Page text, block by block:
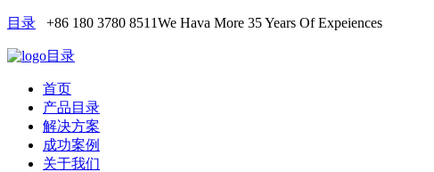
目录 +86 180 3780 8511We Hava More 35 Years Of Expeiences
目录
首页
产品目录
解决方案
成功案例
关于我们